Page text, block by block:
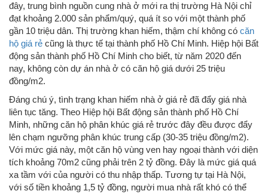
đây, trung bình nguồn cung nhà ở mới ra thị trường Hà Nội chỉ
đạt khoảng 2.000 sản phẩm/quý, quá ít so với một thành phố
gần 10 triệu dân. Thị trường khan hiếm, thậm chí không có căn
hộ giá rẻ cũng là thực tế tại thành phố Hồ Chí Minh. Hiệp hội Bất
động sản thành phố Hồ Chí Minh cho biết, từ năm 2020 đến
nay, không còn dự án nhà ở có căn hộ giá dưới 25 triệu
đồng/m2.
Đáng chú ý, tình trạng khan hiếm nhà ở giá rẻ đã đẩy giá nhà
liên tục tăng. Theo Hiệp hội Bất động sản thành phố Hồ Chí
Minh, những căn hộ phân khúc giá rẻ trước đây đều được đẩy
lên chạm ngưỡng phân khúc trung cấp (30-35 triệu đồng/m2).
Với mức giá này, một căn hộ vùng ven hay ngoại thành với diện
tích khoảng 70m2 cũng phải trên 2 tỷ đồng. Đây là mức giá quá
xa tầm với của người có thu nhập thấp. Tương tự tại Hà Nội,
với số tiền khoảng 1,5 tỷ đồng, người mua nhà rất khó có thể